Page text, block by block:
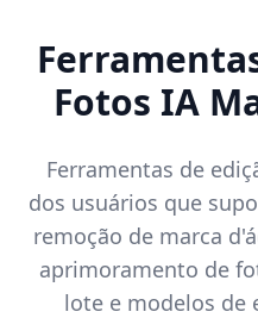
Fotos IA
Ferramentas de
dos usuários que
remoção de marca
aprimoramento de
lote e modelos de